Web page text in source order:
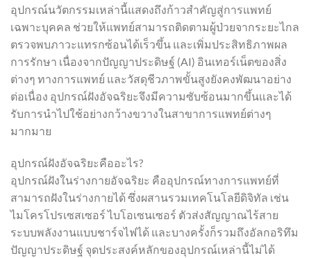
อุปกรณ์นวัตกรรมเหล่านี้แสดงถึงก้าวสำคัญสู่การแพทย์
เฉพาะบุคคล ช่วยให้แพทย์สามารถติดตามผู้ป่วยจากระยะไกล
ตรวจพบภาวะแทรกซ้อนได้เร็วขึ้น และเพิ่มประสิทธิภาพผล
การรักษา เนื่องจากปัญญาประดิษฐ์ (AI) อินเทอร์เน็ตของสิ่ง
ต่างๆ ทางการแพทย์ และวัสดุชีวภาพขั้นสูงยังคงพัฒนาอย่าง
ต่อเนื่อง อุปกรณ์ฝังอัจฉริยะจึงมีความซับซ้อนมากขึ้นและได้
รับการนำไปใช้อย่างกว้างขวางในสาขาการแพทย์ต่างๆ
มากมาย
อุปกรณ์ฝังอัจฉริยะคืออะไร?
อุปกรณ์ฝังในร่างกายอัจฉริยะ คืออุปกรณ์ทางการแพทย์ที่
สามารถฝังในร่างกายได้ ซึ่งผสานรวมเทคโนโลยีดิจิทัล เช่น
ไมโครโปรเซสเซอร์ ไบโอเซนเซอร์ ตัวส่งสัญญาณไร้สาย
ระบบพลังงานแบบชาร์จไฟได้ และบางครั้งก็รวมถึงอัลกอริทึม
ปัญญาประดิษฐ์ จุดประสงค์หลักของอุปกรณ์เหล่านี้ไม่ได้